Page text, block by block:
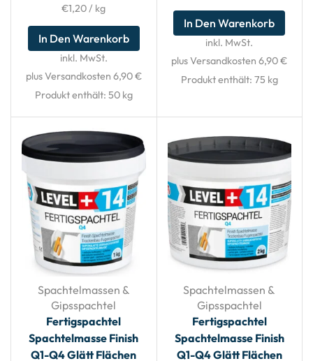
€1,20/ kg
In Den Warenkorb
inkl. MwSt.
plus Versandkosten 6,90 €
Produkt enthält: 50 kg
In Den Warenkorb
inkl. MwSt.
plus Versandkosten 6,90 €
Produkt enthält: 75 kg
Spachtelmassen &
Gipsspachtel
Fertigspachtel
Spachtelmasse Finish
Q1-Q4 Glätt Flächen
Spachtelmassen &
Gipsspachtel
Fertigspachtel
Spachtelmasse Finish
Q1-Q4 Glätt Flächen